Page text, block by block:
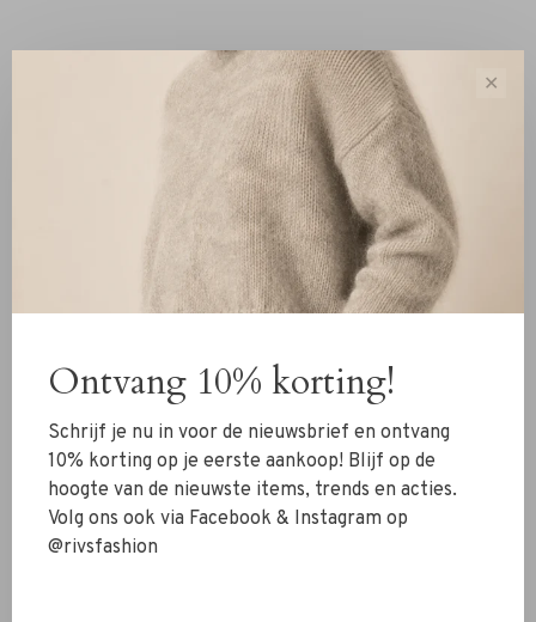
Showing 1 - 0 of 0
Clothing
Jewelry
Accessoires
SALE
RIVS Store
✕
Ontvang 10% korting!
Schrijf je nu in voor de nieuwsbrief en ontvang
10% korting op je eerste aankoop! Blijf op de
hoogte van de nieuwste items, trends en acties.
Volg ons ook via Facebook & Instagram op
@rivsfashion